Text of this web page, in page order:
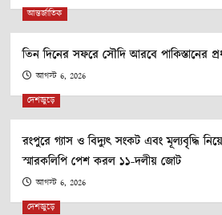
আন্তর্জাতিক
তিন দিনের সফরে সৌদি আরবে পাকিস্তানের
আগস্ট 6, 2026
দেশজুড়ে
রংপুরে গ্যাস ও বিদ্যুৎ সংকট এবং মূল্যবৃদ্ধি নিয়ে
স্মারকলিপি পেশ করল ১১-দলীয় জোট
আগস্ট 6, 2026
দেশজুড়ে